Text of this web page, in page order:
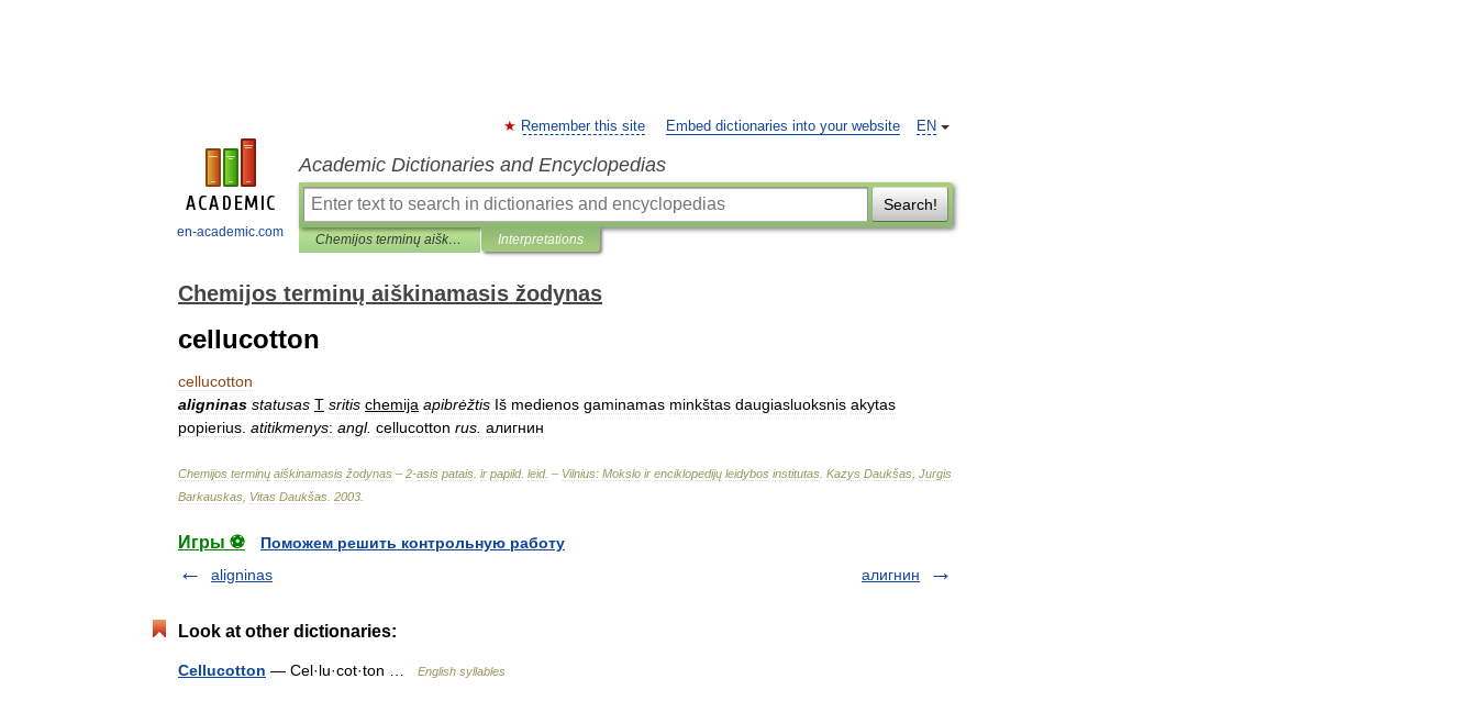
en-academic.com
EN
Remember this site Embed dictionaries into your website
Academic Dictionaries and Encyclopedias
Search!
Chemijos terminų aiškinamasis žodynas Interpretations
Chemijos terminų aiškinamasis žodynas
cellucotton
cellucotton
aligninas statusas T sritis chemija apibrėžtis Iš medienos gaminamas minkštas daugiasluoksnis akytas
popierius atitikmenys: angl. cellucotton rus алигнин
Chemijos terminų aiškinamasis žodynas – 2-asis patais ir papild. leid. – Vilnius: Mokslo ir enciklopedijų leidybos institutas Kazys Daukšas Jurgis
Barkauskas Vitas Daukšas 2003
Игры ⚽
Поможем решить контрольную работу
aligninas
алигнин
Look at other dictionaries:
Cellucotton — Cel·lu·cot·ton … English syllables